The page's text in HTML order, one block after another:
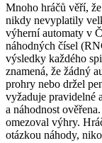
Mnoho hráčů věří,
nikdy nevyplatily
výherní automaty v
náhodných čísel
výsledky každého
znamená, že žádný
prohry nebo držel
vyžaduje pravidelné
a náhodnost
omezoval výhry.
otázkou náhody,